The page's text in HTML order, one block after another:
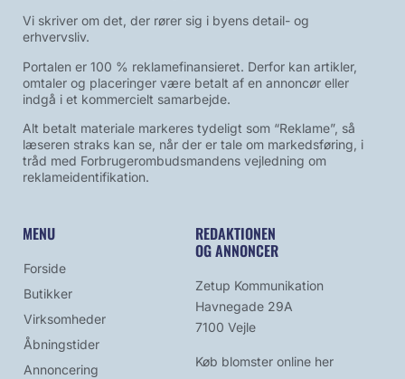
Vi skriver om det, der rører sig i byens detail- og
erhvervsliv.
Portalen er 100 % reklamefinansieret. Derfor kan artikler,
omtaler og placeringer være betalt af en annoncør eller
indgå i et kommercielt samarbejde.
Alt betalt materiale markeres tydeligt som “Reklame”, så
læseren straks kan se, når der er tale om markedsføring, i
tråd med Forbrugerombudsmandens vejledning om
reklameidentifikation.
MENU
Forside
Butikker
Virksomheder
Åbningstider
Annoncering
REDAKTIONEN
OG ANNONCER
Zetup Kommunikation
Havnegade 29A
7100 Vejle
Køb blomster online her